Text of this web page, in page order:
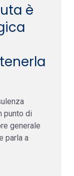
è
punto di
generale
parla a